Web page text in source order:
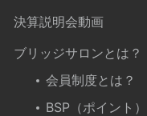
決算説明会動画
ブリッジサロンとは？
会員制度とは？
BSP（ポイント